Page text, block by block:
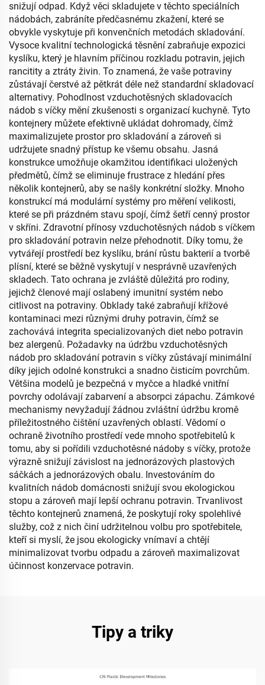
snižují odpad. Když věci skladujete v těchto speciálních
nádobách, zabráníte předčasnému zkažení, které se
obvykle vyskytuje při konvenčních metodách skladování.
Vysoce kvalitní technologická těsnění zabraňuje expozici
kyslíku, který je hlavním příčinou rozkladu potravin, jejich
rancitity a ztráty živin. To znamená, že vaše potraviny
zůstávají čerstvé až pětkrát déle než standardní skladovací
alternativy. Pohodlnost vzduchotěsných skladovacích
nádob s víčky mění zkušenosti s organizací kuchyně. Tyto
kontejnery můžete efektivně ukládat dohromady, čímž
maximalizujete prostor pro skladování a zároveň si
udržujete snadný přístup ke všemu obsahu. Jasná
konstrukce umožňuje okamžitou identifikaci uložených
předmětů, čímž se eliminuje frustrace z hledání přes
několik kontejnerů, aby se našly konkrétní složky. Mnoho
konstrukcí má modulární systémy pro měření velikosti,
které se při prázdném stavu spojí, čímž šetří cenný prostor
v skříni. Zdravotní přínosy vzduchotěsných nádob s víčkem
pro skladování potravin nelze přehodnotit. Díky tomu, že
vytvářejí prostředí bez kyslíku, brání růstu bakterií a tvorbě
plísní, které se běžně vyskytují v nesprávně uzavřených
skladech. Tato ochrana je zvláště důležitá pro rodiny,
jejichž členové mají oslabený imunitní systém nebo
citlivost na potraviny. Obklady také zabraňují křížové
kontaminaci mezi různými druhy potravin, čímž se
zachovává integrita specializovaných diet nebo potravin
bez alergenů. Požadavky na údržbu vzduchotěsných
nádob pro skladování potravin s víčky zůstávají minimální
díky jejich odolné konstrukci a snadno čisticím povrchům.
Většina modelů je bezpečná v myčce a hladké vnitřní
povrchy odolávají zabarvení a absorpci zápachu. Zámkové
mechanismy nevyžadují žádnou zvláštní údržbu kromě
příležitostného čištění uzavřených oblastí. Vědomí o
ochraně životního prostředí vede mnoho spotřebitelů k
tomu, aby si pořídili vzduchotěsné nádoby s víčky, protože
výrazně snižují závislost na jednorázových plastových
sáčkách a jednorázových obalu. Investováním do
kvalitních nádob domácnosti snižují svou ekologickou
stopu a zároveň mají lepší ochranu potravin. Trvanlivost
těchto kontejnerů znamená, že poskytují roky spolehlivé
služby, což z nich činí udržitelnou volbu pro spotřebitele,
kteří si myslí, že jsou ekologicky vnímaví a chtějí
minimalizovat tvorbu odpadu a zároveň maximalizovat
účinnost konzervace potravin.
Tipy a triky